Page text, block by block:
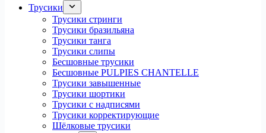
Трусики
Трусики стринги
Трусики бразильяна
Трусики танга
Трусики слипы
Бесшовные трусики
Бесшовные PULPIES CHANTELLE
Трусики завышенные
Трусики шортики
Трусики с надписями
Трусики корректирующие
Шёлковые трусики